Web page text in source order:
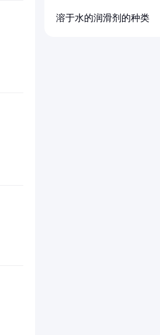
溶于水的润滑剂的种类